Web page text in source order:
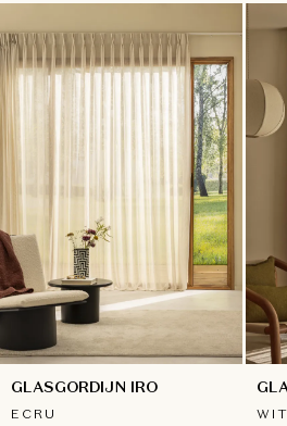
uit handen met onze vertrouwde
stijladvies bij u thuis tot een
en een vlekkeloze plaatsing door
GLASGORDIJN IRO
ECRU WIT